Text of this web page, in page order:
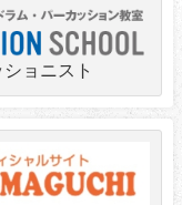
ョニスト